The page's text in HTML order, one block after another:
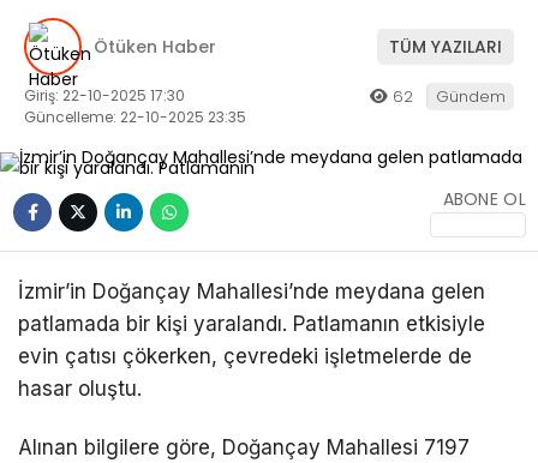
WhatsApp
İhbar Hattı
Facebook
POLITIKA
EKONOMI
DÜNYA
MAGAZIN
ASTROLOJI
SPOR
DIĞER
Ötüken Haber TÜM YAZILARI
Giriş: 22-10-2025 17:30
Güncelleme: 22-10-2025 23:35
62 Gündem
ABONE OL
İzmir’in Doğançay Mahallesi’nde meydana gelen
patlamada bir kişi yaralandı. Patlamanın etkisiyle
evin çatısı çökerken, çevredeki işletmelerde de
hasar oluştu.
Alınan bilgilere göre, Doğançay Mahallesi 7197